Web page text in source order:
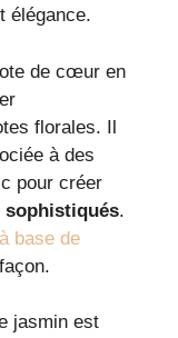
élégance.
de cœur en
florales. Il
à des
pour créer
sophistiqués.
base de
jasmin est